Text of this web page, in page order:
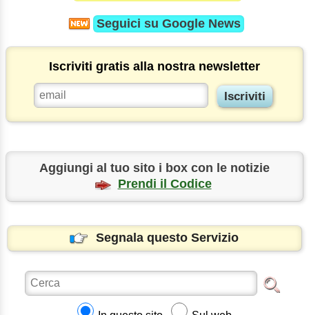
Seguici su Google News
Iscriviti gratis alla nostra newsletter
Aggiungi al tuo sito i box con le notizie
Prendi il Codice
Segnala questo Servizio